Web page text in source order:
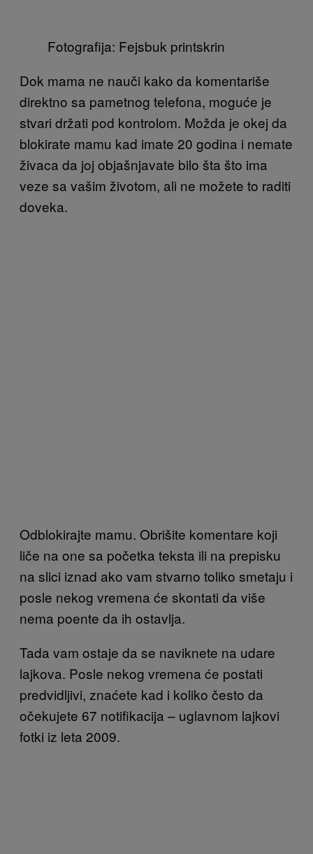
Fotografija: Fejsbuk printskrin
Dok mama ne nauči kako da komentariše
direktno sa pametnog telefona, moguće je
stvari držati pod kontrolom. Možda je okej da
blokirate mamu kad imate 20 godina i nemate
živaca da joj objašnjavate bilo šta što ima
veze sa vašim životom, ali ne možete to raditi
doveka.
Odblokirajte mamu. Obrišite komentare koji
liče na one sa početka teksta ili na prepisku
na slici iznad ako vam stvarno toliko smetaju i
posle nekog vremena će skontati da više
nema poente da ih ostavlja.
Tada vam ostaje da se naviknete na udare
lajkova. Posle nekog vremena će postati
predvidljivi, znaćete kad i koliko često da
očekujete 67 notifikacija – uglavnom lajkovi
fotki iz leta 2009.